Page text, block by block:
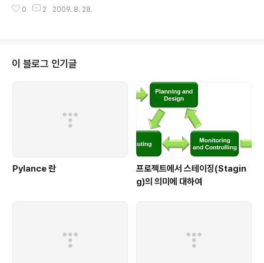
로젝트 규모가 클수록, 어플리케이션이..
App Engine for Java를 위한 이클립스 업데이트 URL
업데이트 주소를 확인하실 수 있습니다. 여기에서는 이클
립스 Galileo 버전을 중심으로 알아보겠습니다. 아래와 같
이 우선 메뉴바에 있는 Help >> Install New Software
를 선택합니다. 그럼 아래와 같이 Install 창이 ..
0 2 2009. 8. 28.
이 블로그 인기글
Pylance 란
프로젝트에서 스테이징(Stagin
g)의 의미에 대하여